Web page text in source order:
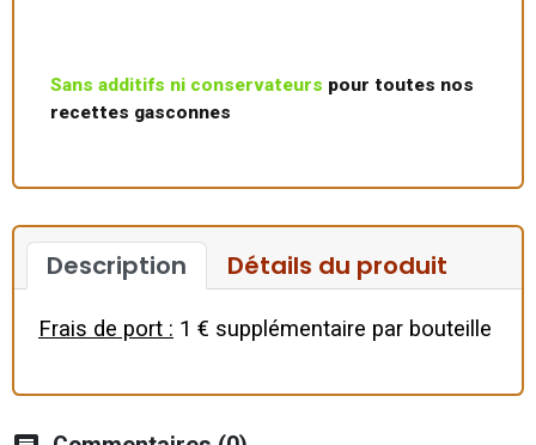
Sans additifs ni conservateurs pour toutes nos
recettes gasconnes
Description Détails du produit
Frais de port : 1 € supplémentaire par bouteille